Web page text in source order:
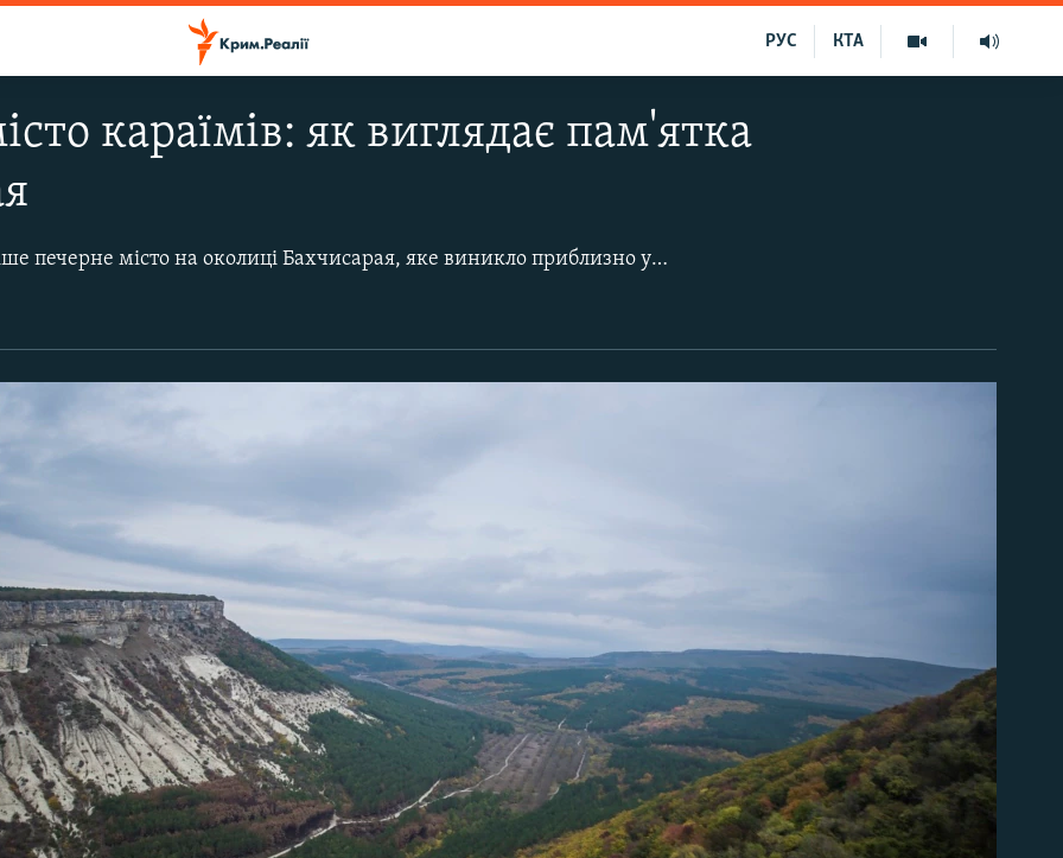
КТА
РУС
караїмів: як виглядає пам'ятка
Чуфут-Кале – найдавніше печерне місто на околиці Бахчисарая, яке виникло приблизно у V столітті. Багато століть його заселяли алани, кипчаки, караїми та кримчаки. До кінця XIX століття, коли в Російській імперії були скасовані обмеження на проживання корінних народів Криму, фортецю повністю покинули місцеві жителі, залишивши лише доглядачів. У наші дні Чуфут-Кале – це архітектурна спадщина національного значення. Після анексії Криму Росія внесла територію міста-фортеці до списку культурної спадщини федерального значення.